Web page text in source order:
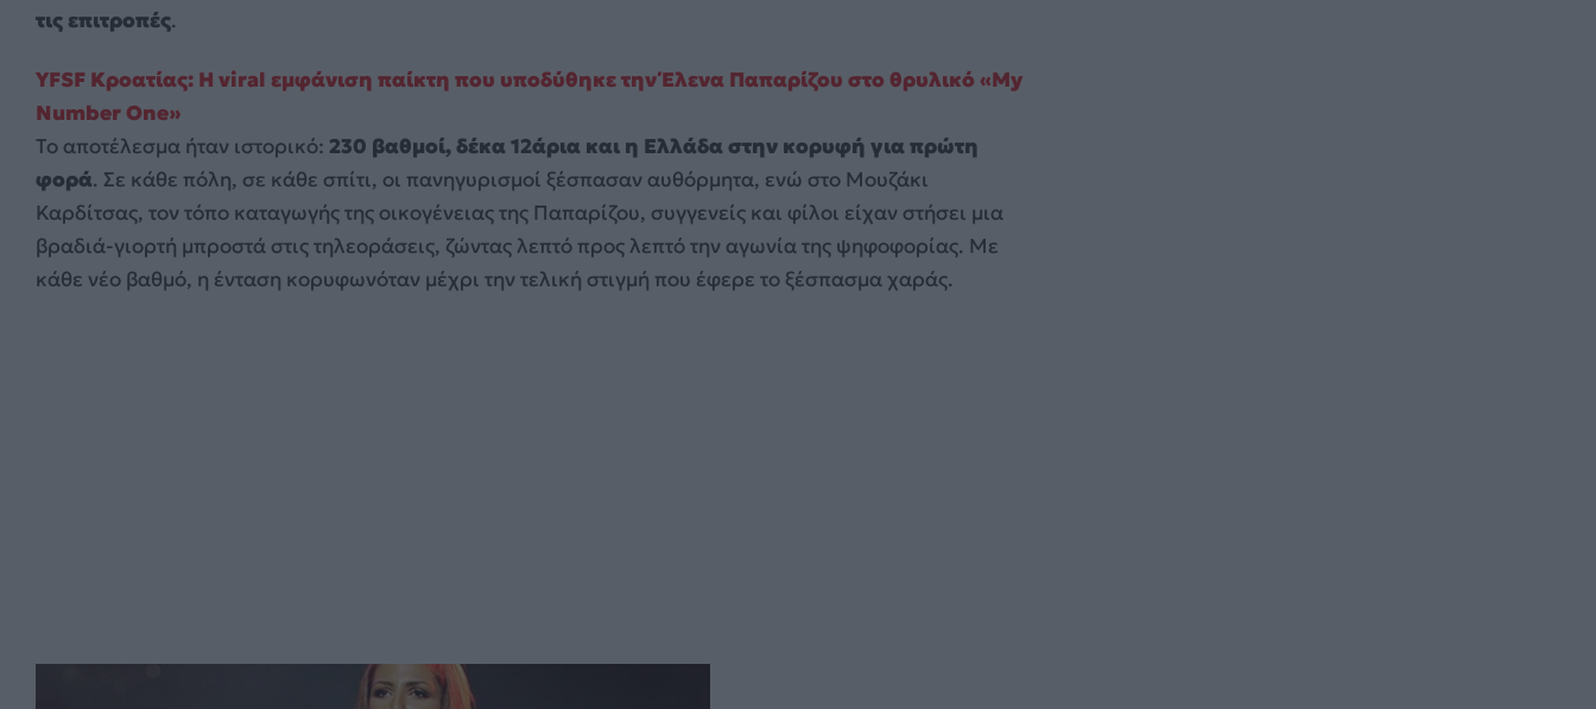
τις επιτροπές.
YFSF Κροατίας: Η viral εμφάνιση παίκτη που υποδύθηκε την Έλενα Παπαρίζου στο θρυλικό «My
Number One»
Το αποτέλεσμα ήταν ιστορικό: 230 βαθμοί, δέκα 12άρια και η Ελλάδα στην κορυφή για πρώτη
φορά. Σε κάθε πόλη, σε κάθε σπίτι, οι πανηγυρισμοί ξέσπασαν αυθόρμητα, ενώ στο Μουζάκι
Καρδίτσας, τον τόπο καταγωγής της οικογένειας της Παπαρίζου, συγγενείς και φίλοι είχαν στήσει μια
βραδιά-γιορτή μπροστά στις τηλεοράσεις, ζώντας λεπτό προς λεπτό την αγωνία της ψηφοφορίας. Με
κάθε νέο βαθμό, η ένταση κορυφωνόταν μέχρι την τελική στιγμή που έφερε το ξέσπασμα χαράς.